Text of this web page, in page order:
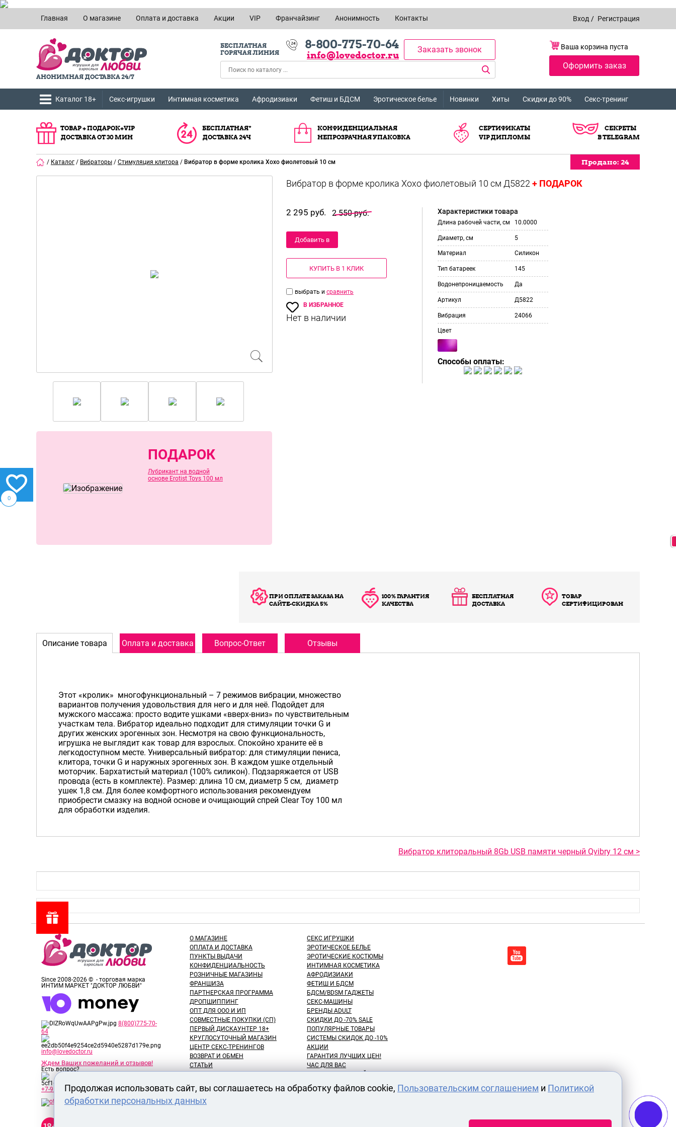
Главная О магазине Оплата и доставка Акции VIP Франчайзинг Анонимность Контакты Вход / Регистрация
АНОНИМНАЯ ДОСТАВКА 24/7
БЕСПЛАТНАЯ
ГОРЯЧАЯ ЛИНИЯ
8-800-775-70-64
info@lovedoctor.ru
Заказать звонок Ваша корзина пуста
Оформить заказ
Каталог 18+ Секс-игрушки Интимная косметика Афродизиаки Фетиш и БДСМ Эротическое белье Новинки Хиты Скидки до 90% Секс-тренинг
ТОВАР + ПОДАРОК+VIP
ДОСТАВКА ОТ 30 МИН
БЕСПЛАТНАЯ*
ДОСТАВКА 24Ч
КОНФИДЕНЦИАЛЬНАЯ
НЕПРОЗРАЧНАЯ УПАКОВКА
СЕРТИФИКАТЫ
VIP ДИПЛОМЫ
СЕКРЕТЫ
В TELEGRAM
/ Каталог / Вибраторы / Стимуляция клитора / Вибратор в форме кролика Xoxo фиолетовый 10 см Продано: 24
Продано: 24
Продано: 24
Продано: 24
ПОДАРОК
Лубрикант на водной
основе Erotist Toys 100 мл
+ ПОДАРОК
2 295 руб. 2 550 руб.
Добавить в
корзину
КУПИТЬ В 1 КЛИК
выбрать и сравнить
В ИЗБРАННОЕ
Характеристики товара
Длина рабочей части, см 10.0000
Диаметр, см 5
Материал Силикон
Тип батареек 145
Водонепроницаемость Да
Артикул Д5822
Вибрация 24066
Цвет
Способы оплаты:
ПРИ ОПЛАТЕ ЗАКАЗА НА
САЙТЕ-СКИДКА 5%
100% ГАРАНТИЯ
КАЧЕСТВА
БЕСПЛАТНАЯ
ДОСТАВКА
ТОВАР
СЕРТИФИЦИРОВАН
Описание товара Оплата и доставка Вопрос-Ответ Отзывы
Этот «кролик» многофункциональный – 7 режимов вибрации, множество
вариантов получения удовольствия для него и для неё. Подойдет для
мужского массажа: просто водите ушками «вверх-вниз» по чувствительным
участкам тела. Вибратор идеально подходит для стимуляции точки G и
других женских эрогенных зон. Несмотря на свою функциональность,
игрушка не выглядит как товар для взрослых. Спокойно храните её в
легкодоступном месте. Универсальный вибратор: для стимуляции пениса,
клитора, точки G и наружных эрогенных зон. В каждом ушке отдельный
моторчик. Бархатистый материал (100% силикон). Подзаряжается от USB
провода (есть в комплекте). Размер: длина 10 см, диаметр 5 см, диаметр
ушек 1,8 см. Для более комфортного использования рекомендуем
приобрести смазку на водной основе и очищающий спрей Clear Toy 100 мл
для обработки изделия.
Вибратор клиторальный 8Gb USB памяти черный Qvibry 12 см >
Since 2008-2026 © - торговая марка
ИНТИМ МАРКЕТ "ДОКТОР ЛЮБВИ"
8(800)775-70-
64
info@lovedoctor.ru
Ждем Ваших пожеланий и отзывов!
Есть вопрос?
+7-913-917-89-65
О МАГАЗИНЕ
ОПЛАТА И ДОСТАВКА
ПУНКТЫ ВЫДАЧИ
КОНФИДЕНЦИАЛЬНОСТЬ
РОЗНИЧНЫЕ МАГАЗИНЫ
ФРАНШИЗА
ПАРТНЕРСКАЯ ПРОГРАММА
ДРОПШИППИНГ
ОПТ ДЛЯ ООО И ИП
СОВМЕСТНЫЕ ПОКУПКИ (СП)
ПЕРВЫЙ ДИСКАУНТЕР 18+
КРУГЛОСУТОЧНЫЙ МАГАЗИН
ЦЕНТР СЕКС-ТРЕНИНГОВ
ВОЗВРАТ И ОБМЕН
СТАТЬИ
ОБЗОРЫ ТОВАРОВ
ВАКАНСИИ
СЕКС ИГРУШКИ
ЭРОТИЧЕСКОЕ БЕЛЬЕ
ЭРОТИЧЕСКИЕ КОСТЮМЫ
ИНТИМНАЯ КОСМЕТИКА
АФРОДИЗИАКИ
ФЕТИШ И БДСМ
БДСМ/BDSM ГАДЖЕТЫ
СЕКС-МАШИНЫ
БРЕНДЫ ADULT
СКИДКИ ДО -70% SALE
ПОПУЛЯРНЫЕ ТОВАРЫ
СИСТЕМЫ СКИДОК ДО -10%
АКЦИИ
ГАРАНТИЯ ЛУЧШИХ ЦЕН!
ЧАС ДЛЯ ВАС
100 БОНУСНЫХ РУБЛЕЙ!
ОТЛОЖЕННЫЕ ТОВАРЫ
0
Продолжая использовать сайт, вы соглашаетесь на обработку файлов cookie, Пользовательским соглашением и Политикой
обработки персональных данных